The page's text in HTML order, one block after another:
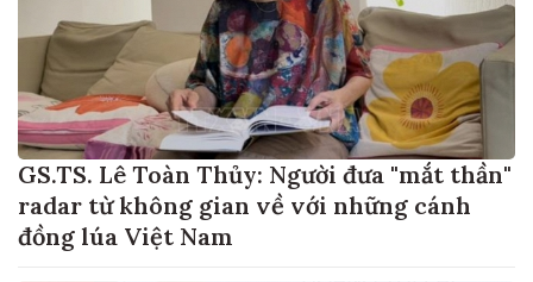
GS.TS. Lê Toàn Thủy: Người đưa "mắt thần"
radar từ không gian về với những cánh
đồng lúa Việt Nam